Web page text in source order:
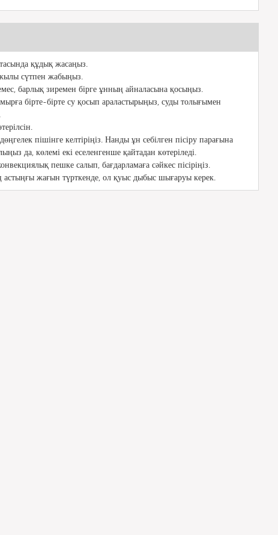
құдық жасаңыз.
сүтпен жабыңыз.
барлық зиремен бірге ұнның айналасына қосыңыз.
бірте-бірте су қосып араластырыңыз, суды толығымен
пішінге келтіріңіз. Нанды ұн себілген пісіру парағына
да, көлемі екі еселенгенше қайтадан көтеріледі.
пешке салып, бағдарламаға сәйкес пісіріңіз.
астыңғы жағын түрткенде, ол қуыс дыбыс шығаруы керек.